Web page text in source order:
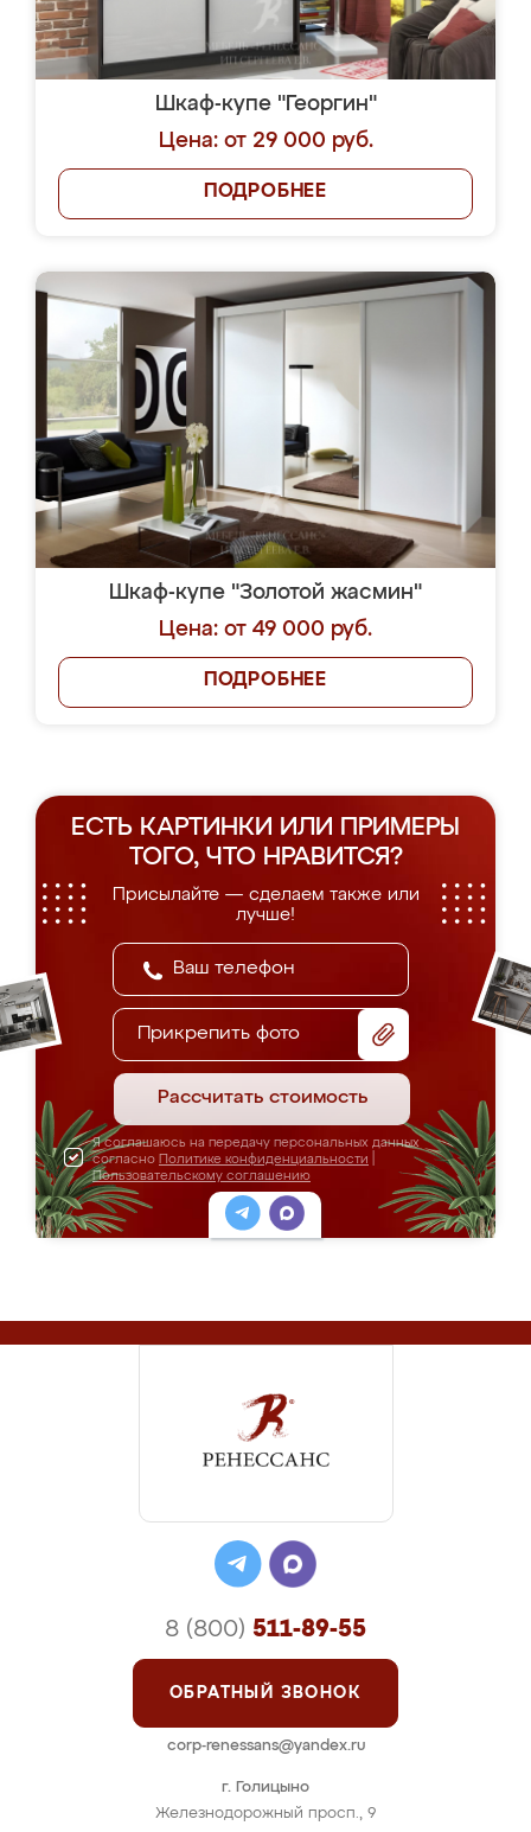
Шкаф-купе "Георгин"
Цена: от 29 000 руб.
ПОДРОБНЕЕ
Шкаф-купе "Золотой жасмин"
Цена: от 49 000 руб.
ПОДРОБНЕЕ
ЕСТЬ КАРТИНКИ ИЛИ ПРИМЕРЫ
ТОГО, ЧТО НРАВИТСЯ?
Присылайте — сделаем также или
лучше!
Прикрепить фото
Рассчитать стоимость
Я соглашаюсь на передачу персональных данных
согласно Политике конфиденциальности
Пользовательскому соглашению
г. Голицыно
Железнодорожный просп., 9
8 (800) 511-89-55
ОБРАТНЫЙ ЗВОНОК
corp-renessans@yandex.ru